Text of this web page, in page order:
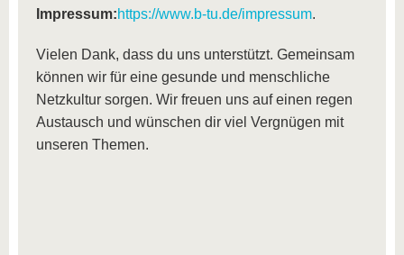
Impressum:https://www.b-tu.de/impressum.
Vielen Dank, dass du uns unterstützt. Gemeinsam
können wir für eine gesunde und menschliche
Netzkultur sorgen. Wir freuen uns auf einen regen
Austausch und wünschen dir viel Vergnügen mit
unseren Themen.